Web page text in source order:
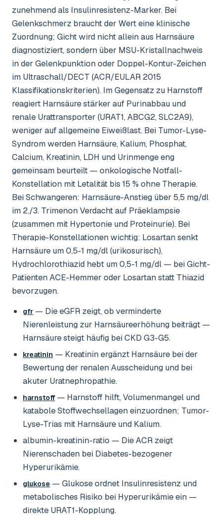
zunehmend als Insulinresistenz-Marker. Bei
Gelenkschmerz braucht der Wert eine klinische
Zuordnung; Gicht wird nicht allein aus Harnsäure
diagnostiziert, sondern über MSU-Kristallnachweis
in der Gelenkpunktion oder Doppel-Kontur-Zeichen
im Ultraschall/DECT (ACR/EULAR 2015
Klassifikationskriterien). Im Gegensatz zu Harnstoff
reagiert Harnsäure stärker auf Purinabbau und
renale Urattransporter (URAT1, ABCG2, SLC2A9),
weniger auf allgemeine Eiweißlast. Bei Tumor-Lyse-
Syndrom werden Harnsäure, Kalium, Phosphat,
Calcium, Kreatinin, LDH und Urinmenge eng
gemeinsam beurteilt — onkologische Notfall-
Konstellation mit Letalität bis 15 % ohne Therapie.
Bei Schwangeren: Harnsäure-Anstieg über 5,5 mg/dl
im 2./3. Trimenon Verdacht auf Präeklampsie
(zusammen mit Hypertonie und Proteinurie). Bei
Therapie-Konstellationen wichtig: Losartan senkt
Harnsäure um 0,5-1 mg/dl (urikosurisch),
Hydrochlorothiazid hebt um 0,5-1 mg/dl — bei Gicht-
Patienten ACE-Hemmer oder Losartan statt Thiazid
bevorzugen.
gfr — Die eGFR zeigt, ob verminderte
Nierenleistung zur Harnsäureerhöhung beiträgt —
Harnsäure steigt häufig bei CKD G3-G5.
kreatinin — Kreatinin ergänzt Harnsäure bei der
Bewertung der renalen Ausscheidung und bei
akuter Uratnephropathie.
harnstoff — Harnstoff hilft, Volumenmangel und
katabole Stoffwechsellagen einzuordnen; Tumor-
Lyse-Trias mit Harnsäure und Kalium.
albumin-kreatinin-ratio — Die ACR zeigt
Nierenschaden bei Diabetes-bezogener
Hyperurikämie.
glukose — Glukose ordnet Insulinresistenz und
metabolisches Risiko bei Hyperurikämie ein —
direkte URAT1-Kopplung.